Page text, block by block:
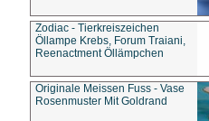
Zodiac - Tierkreiszeichen
Öllampe Krebs, Forum Traiani,
Reenactment Öllämpchen
Originale Meissen Fuss - Vase
Rosenmuster Mit Goldrand